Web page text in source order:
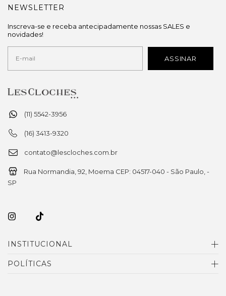
(11) 5542-3956
(16) 3413-9320
contato@lescloches.com.br
Rua Normandia, 92, Moema CEP: 04517-040 - São Paulo, -
SP
INSTITUCIONAL
POLÍTICAS
NEWSLETTER
Inscreva-se e receba antecipadamente nossas SALES e
novidades!